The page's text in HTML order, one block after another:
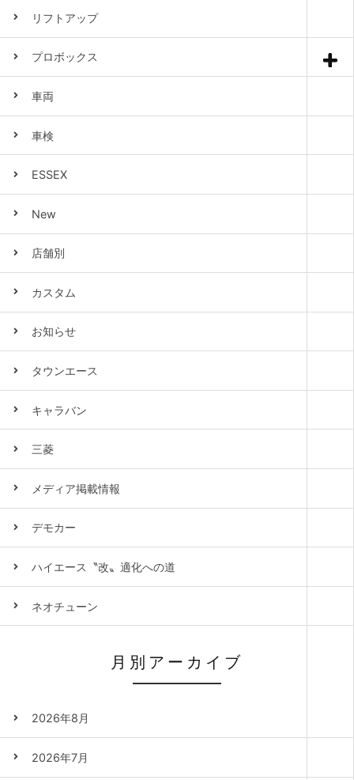
リフトアップ
プロボックス
車両
車検
ESSEX
New
店舗別
カスタム
お知らせ
タウンエース
キャラバン
三菱
メディア掲載情報
デモカー
ハイエース〝改〟適化への道
ネオチューン
月別アーカイブ
2026年8月
2026年7月